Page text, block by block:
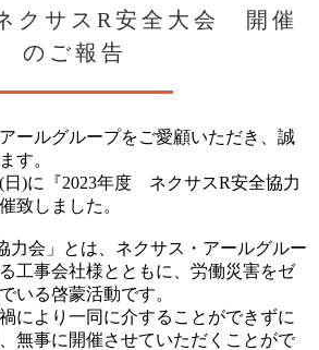
クサスR安全大会 開催
のご報告
ールグループをご愛顧いただき、誠
す。
)に『2023年度 ネクサスR安全協力
致しました。
会」とは、ネクサス・アールグルー
工事会社様とともに、労働災害をゼ
いる啓蒙活動です。
により一同に介することができずに
無事に開催させていただくことがで